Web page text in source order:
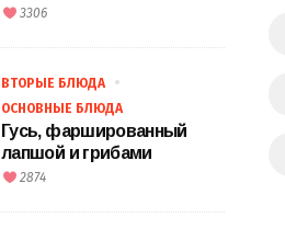
3306
ВТОРЫЕ БЛЮДА
ОСНОВНЫЕ БЛЮДА
Гусь, фаршированный
лапшой и грибами
2874